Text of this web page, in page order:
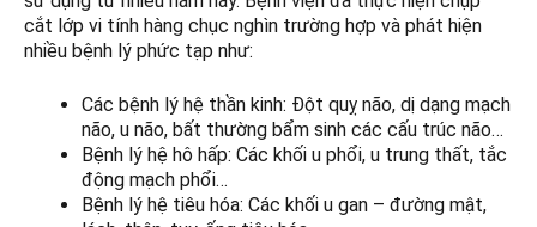
cắt lớp vi tính hàng chục nghìn trường hợp và phát hiện
nhiều bệnh lý phức tạp như:
Các bệnh lý hệ thần kinh: Đột quỵ não, dị dạng mạch
não, u não, bất thường bẩm sinh các cấu trúc não…
Bệnh lý hệ hô hấp: Các khối u phổi, u trung thất, tắc
động mạch phổi…
Bệnh lý hệ tiêu hóa: Các khối u gan – đường mật,